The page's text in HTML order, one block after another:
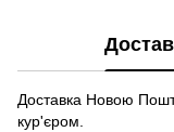
Доставка Новою
кур'єром.